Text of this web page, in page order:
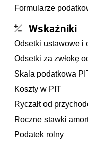
Formularze
Wskaźniki
Odsetki ustawowe i
Odsetki za zwłokę
Skala podatkowa
Koszty w PIT
Ryczałt od
Roczne stawki
Podatek rolny